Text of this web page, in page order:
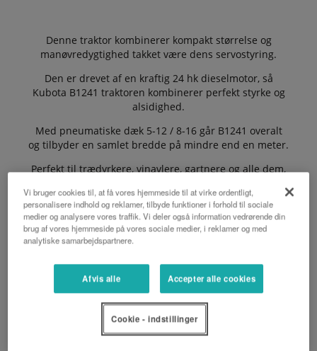
Denne traktor kombinerer kompakt størrelse og
manøvredygtighed takket være dens servostyring.
Den er drevet af en kraftig 24 hk dieselmotor, så
Kubota B1241 traktoren kombinerer perfekt styrke og
alsidighed.
Med pneumatiske dæk 5-12 / 8-16 går B1241 overalt
og tilbyder en samlet bredde på mindre end en meter.
Perfekt til trædyrkere, vinavlere, gartnere og alle dem,
På arbejdet forenkler kraften fra 3-punktsophænget og
hydraulikken samt iscenesættelsen af ​​9 AV / 3 AR
transmissionen dit liv og øger din produktivitet.
ANMODE OM ET TILBUD
B1 SERIE BROCHURE
Vi bruger cookies til, at få vores hjemmeside til at virke ordentligt,
personalisere indhold og reklamer, tilbyde funktioner i forhold til sociale
medier og analysere vores traffik. Vi deler også information vedrørende din
brug af vores hjemmeside på vores sociale medier, i reklamer og med
analytiske samarbejdspartnere.
Afvis alle Accepter alle cookies
Cookie - indstillinger